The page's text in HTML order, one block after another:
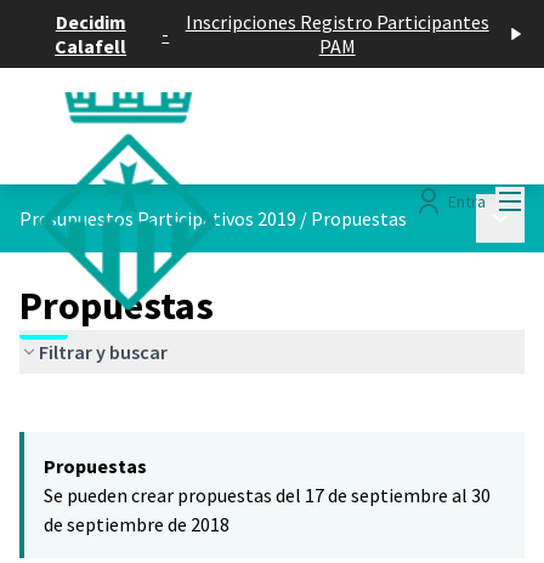
Decidim
Calafell
-
Inscripciones Registro Participantes
PAM
Entra
Presupuestos Participativos 2019 / Propuestas
Propuestas
Filtrar y buscar
−
Propuestas
Se pueden crear propuestas del 17 de septiembre al 30
de septiembre de 2018